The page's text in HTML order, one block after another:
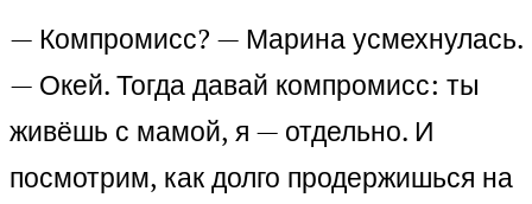
— Компромисс? — Марина усмехнулась.
— Окей. Тогда давай компромисс: ты
живёшь с мамой, я — отдельно. И
посмотрим, как долго продержишься на